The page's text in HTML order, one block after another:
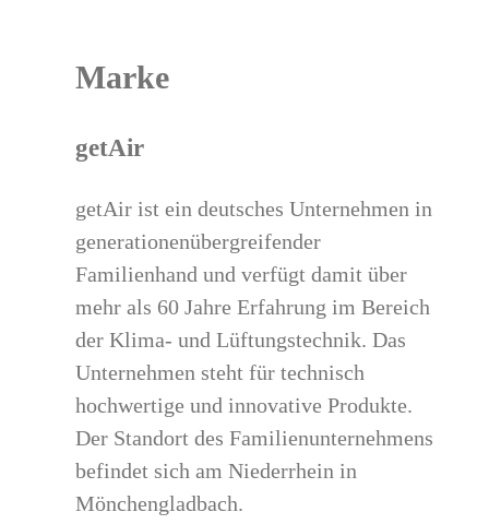
Marke
getAir
getAir ist ein deutsches Unternehmen in
generationenübergreifender
Familienhand und verfügt damit über
mehr als 60 Jahre Erfahrung im Bereich
der Klima- und Lüftungstechnik. Das
Unternehmen steht für technisch
hochwertige und innovative Produkte.
Der Standort des Familienunternehmens
befindet sich am Niederrhein in
Mönchengladbach.